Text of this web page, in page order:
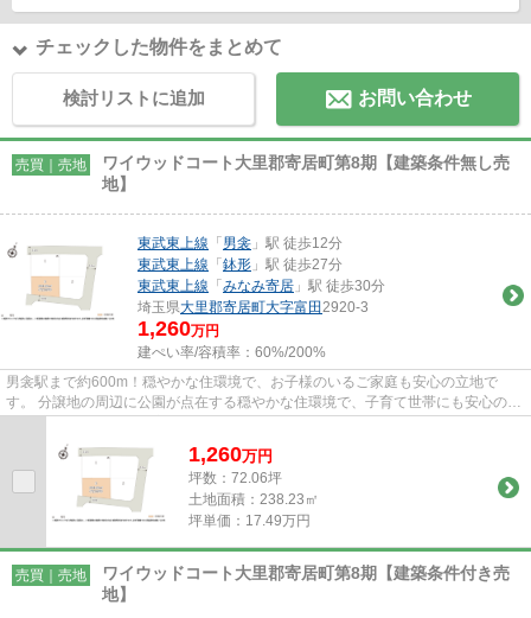
チェックした物件をまとめて
検討リストに追加 お問い合わせ
売買｜売地
ワイウッドコート大里郡寄居町第8期【建築条件無し売
地】
東武東上線 「男衾 」駅 徒歩12分
東武東上線 「鉢形 」駅 徒歩27分
東武東上線 「みなみ寄居 」駅 徒歩30分
埼玉県大里郡寄居町大字富田 2920-3
1,260万円
建ぺい率/容積率： 60%/200%
男衾駅まで約600m！穏やかな住環境で、お子様のいるご家庭も安心の立地で
す。 分譲地の周辺に公園が点在する穏やかな住環境で、子育て世帯にも安心の立
地。 市内には放課後児童クラブ...
1,260万円
坪数：72.06坪
土地面積：238.23㎡
坪単価：17.49万円
売買｜売地
ワイウッドコート大里郡寄居町第8期【建築条件付き売
地】